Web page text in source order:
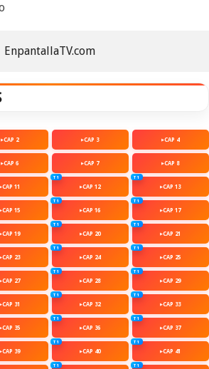
EnpantallaTV.com
CAP 2 CAP 3 CAP 4
CAP 6 CAP 7 CAP 8
CAP 11
T 1
CAP 12
T 1
CAP 13
CAP 15
T 1
CAP 16
T 1
CAP 17
CAP 19
T 1
CAP 20
T 1
CAP 21
CAP 23
T 1
CAP 24
T 1
CAP 25
CAP 27
T 1
CAP 28
T 1
CAP 29
CAP 31
T 1
CAP 32
T 1
CAP 33
CAP 35
T 1
CAP 36
T 1
CAP 37
CAP 39
T 1
CAP 40
T 1
CAP 41
T 1 T 1